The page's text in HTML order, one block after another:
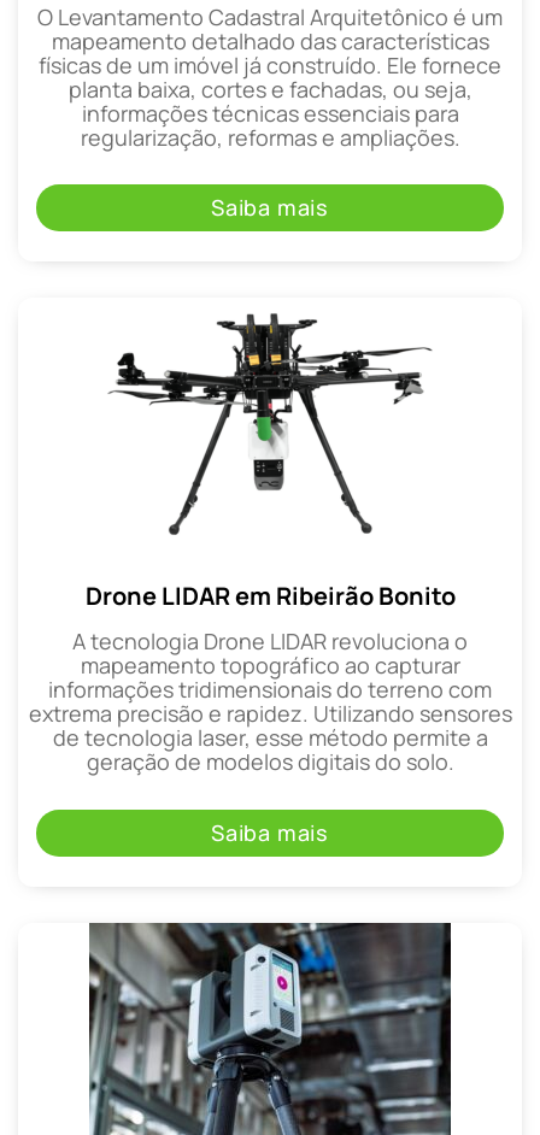
O Levantamento Cadastral Arquitetônico é um
mapeamento detalhado das características
físicas de um imóvel já construído. Ele fornece
planta baixa, cortes e fachadas, ou seja,
informações técnicas essenciais para
regularização, reformas e ampliações.
Saiba mais
Drone LIDAR em Ribeirão Bonito
A tecnologia Drone LIDAR revoluciona o
mapeamento topográfico ao capturar
informações tridimensionais do terreno com
extrema precisão e rapidez. Utilizando sensores
de tecnologia laser, esse método permite a
geração de modelos digitais do solo.
Saiba mais